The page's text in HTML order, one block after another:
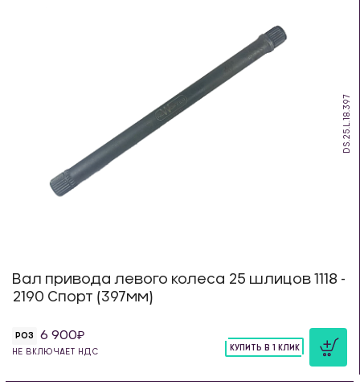
DS.25.L.18.397
Вал привода левого колеса 25 шлицов 1118 -
2190 Спорт (397мм)
РОЗ 6 900
НЕ ВКЛЮЧАЕТ НДС
КУПИТЬ В 1 КЛИК